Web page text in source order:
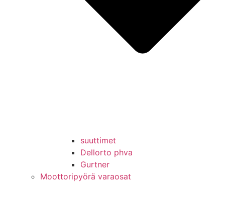
suuttimet
Dellorto phva
Gurtner
Moottoripyörä varaosat